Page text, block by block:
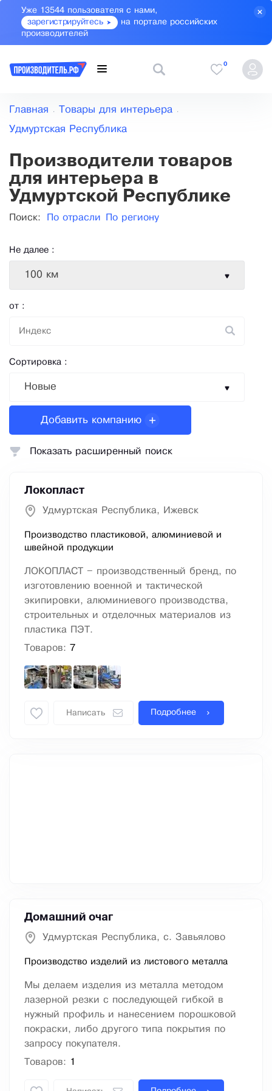
Уже 13544 пользователя с нами,
зарегистрируйтесь
на портале российских
производителей
0
Главная Товары для интерьера
Удмуртская Республика
Производители товаров
для интерьера в
Удмуртской Республике
Поиск: По отрасли По региону
Не далее :
100 км
от :
Сортировка :
Новые
Добавить компанию
Локопласт
Удмуртская Республика, Ижевск
Производство пластиковой, алюминиевой и
швейной продукции
ЛОКОПЛАСТ – производственный бренд, по
изготовлению военной и тактической
экипировки, алюминиевого производства,
строительных и отделочных материалов из
пластика ПЭТ.
Товаров: 7
Написать Подробнее
Домашний очаг
Удмуртская Республика, с. Завьялово
Производство изделий из листового металла
Мы делаем изделия из металла методом
лазерной резки с последующей гибкой в
нужный профиль и нанесением порошковой
покраски, либо другого типа покрытия по
запросу покупателя.
Товаров: 1
Показать расширенный поиск